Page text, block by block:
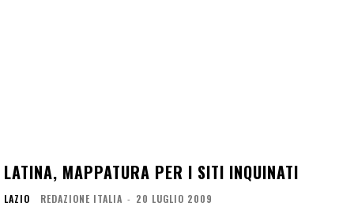
LATINA, MAPPATURA PER I SITI INQUINATI
LAZIO REDAZIONE ITALIA - 20 LUGLIO 2009